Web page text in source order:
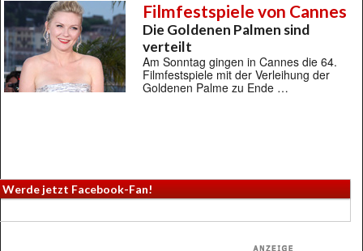
Filmfestspiele von Cannes
Die Goldenen Palmen sind
verteilt
Am Sonntag gingen in Cannes die 64.
Filmfestspiele mit der Verleihung der
Goldenen Palme zu Ende …
Werde jetzt Facebook-Fan!